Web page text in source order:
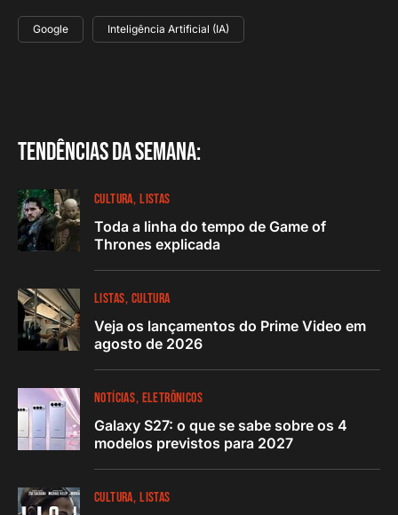
Google Inteligência Artificial (IA)
Tendências da semana:
CULTURA LISTAS
Toda a linha do tempo de Game of
Thrones explicada
LISTAS CULTURA
Veja os lançamentos do Prime Video em
agosto de 2026
NOTÍCIAS ELETRÔNICOS
Galaxy S27: o que se sabe sobre os 4
modelos previstos para 2027
CULTURA LISTAS